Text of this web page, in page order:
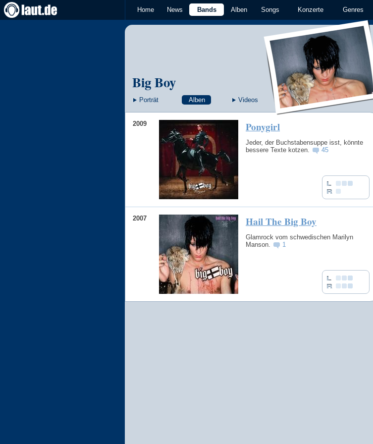
Home News Bands Alben Songs Konzerte Genres
Big Boy
Porträt Alben Videos
2009 Ponygirl
Jeder, der Buchstabensuppe isst, könnte
bessere Texte kotzen.
45
2007 Hail The Big Boy
Glamrock vom schwedischen Marilyn
Manson.
1